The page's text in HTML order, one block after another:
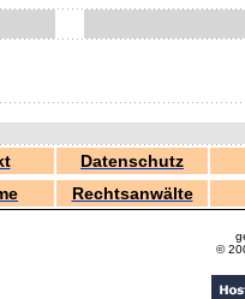
Datenschutz
Rechtsanwälte
©